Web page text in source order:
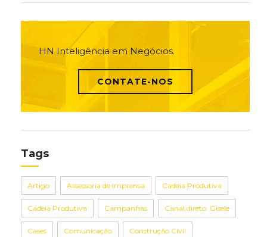
HN Inteligência em Negócios.
CONTATE-NOS
Tags
Artigo Assessoria de Imprensa Cadeia Produtiva
Cadeia Produtiva Campanhas Canal direto: Gisele
Cases Comunicação Construção Civil